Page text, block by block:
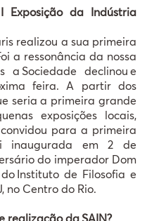
da Indústria
realizou a sua primeira
a ressonância da nossa
a Sociedade declinoue
xima feira. A partir dos
seria a primeira grande
exposições locais,
para a primeira
inaugurada em 2 de
ário do imperador Dom
Instituto de Filosofia e
no Centro do Rio.